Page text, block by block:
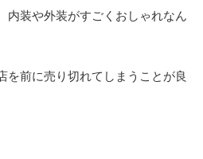
内装や外装がすごくおしゃれなん
を前に売り切れてしまうことが良